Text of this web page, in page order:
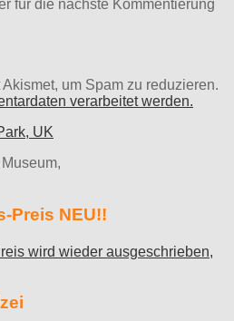
für die nächste Kommentierung
um Spam zu reduzieren.
verarbeitet werden.
Preis NEU!!
wird wieder ausgeschrieben,